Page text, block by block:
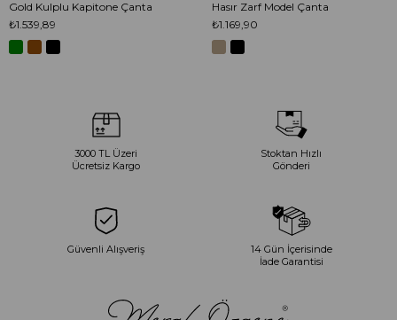
Gold Kulplu Kapitone Çanta
₺1.539,89
Hasır Zarf Model Çanta
₺1.169,90
3000 TL Üzeri
Ücretsiz Kargo
Stoktan Hızlı
Gönderi
Güvenli Alışveriş
14 Gün İçerisinde
İade Garantisi